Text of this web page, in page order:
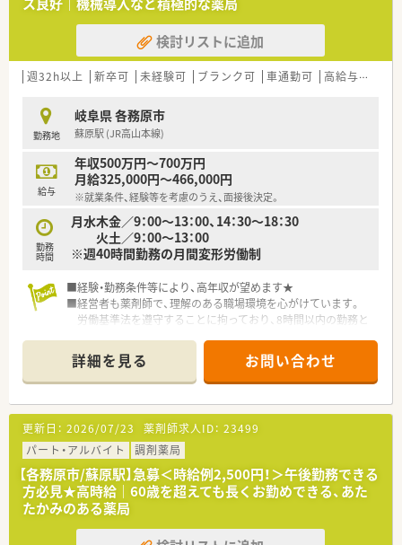
検討リストに追加
週32h以上 新卒可 未経験可 ブランク可 車通勤可 高給与(600万円以上)
勤務地
岐阜県 各務原市
蘇原駅 (JR高山本線)
給与
年収500万円～700万円
月給325,000円～466,000円
※就業条件、経験等を考慮のうえ、面接後決定。
勤務
時間
月水木金／9：00～13：00、14：30～18：30
火土／9：00～13：00
※週40時間勤務の月間変形労働制
■経験・勤務条件等により、高年収が望めます★
■経営者も薬剤師で、理解のある職場環境を心がけています。
労働基準法を遵守することに拘っており、8時間以内の勤務と
■介護分野にも注力しており、薬剤師の活躍の場を拡げていきた
いと考えています。
■フランチャイズや、独立支援制度もあります！
詳細を見る お問い合わせ
更新日： 2026/07/23 薬剤師求人ID： 23499
パート・アルバイト
調剤薬局
【各務原市/蘇原駅】急募＜時給例2,500円！＞午後勤務できる
方必見★高時給｜60歳を超えても長くお勤めできる、あた
たかみのある薬局